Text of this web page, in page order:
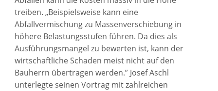
treiben. „Beispielsweise kann eine
Abfallvermischung zu Massenverschiebung in
höhere Belastungsstufen führen. Da dies als
Ausführungsmangel zu bewerten ist, kann der
wirtschaftliche Schaden meist nicht auf den
Bauherrn übertragen werden.” Josef Aschl
unterlegte seinen Vortrag mit zahlreichen